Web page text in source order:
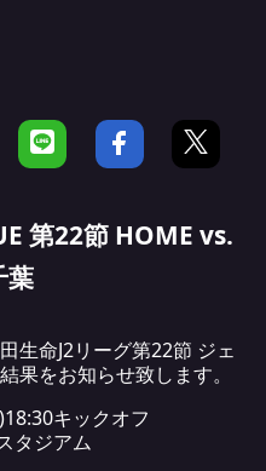
第22節 HOME vs.
葉
生命J2リーグ第22節 ジェ
果をお知らせ致します。
キックオフ
タジアム